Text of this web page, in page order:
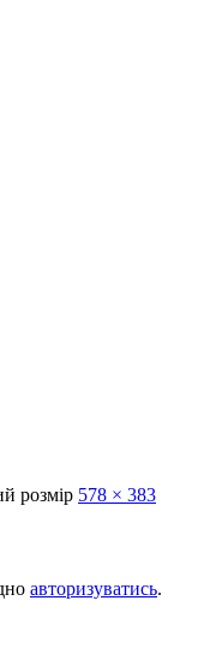
розмір 578 × 383
авторизуватись.